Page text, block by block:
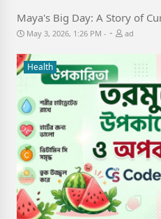
Maya's Big Day: A Story of
May 3, 2026, 1:26 PM - ad
Health